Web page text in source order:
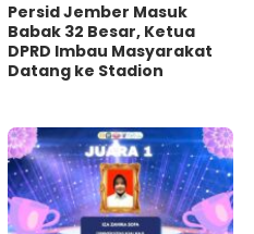
Persid Jember Masuk
Babak 32 Besar, Ketua
DPRD Imbau Masyarakat
Datang ke Stadion